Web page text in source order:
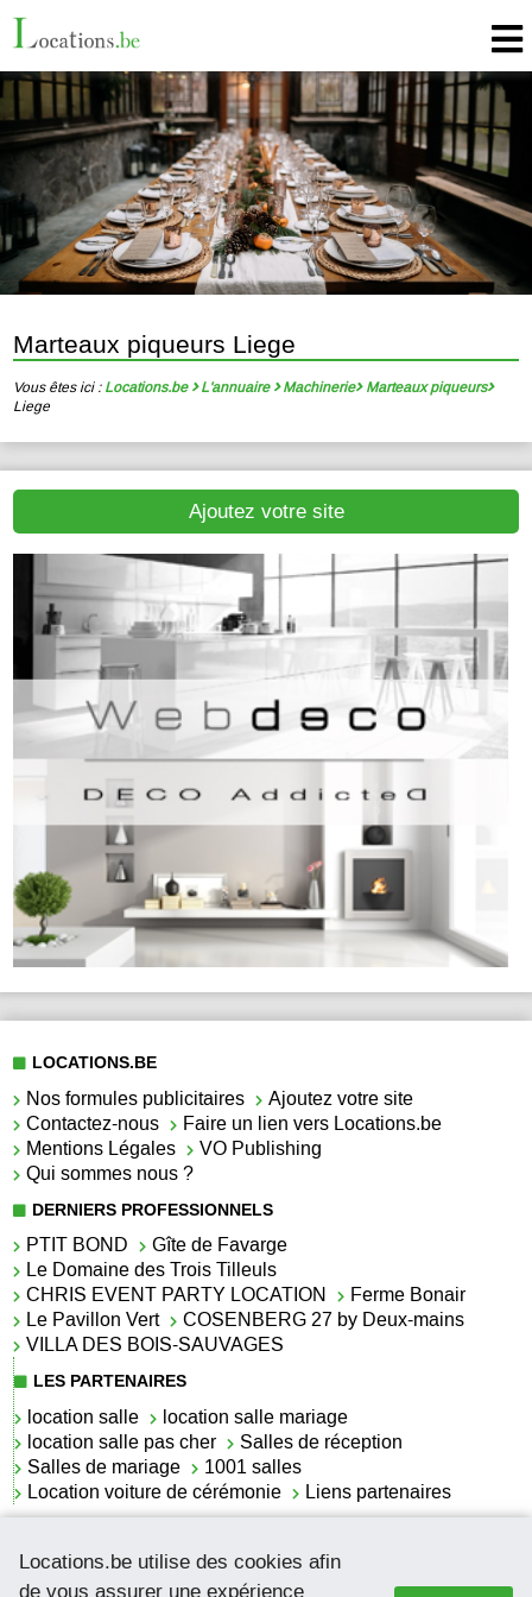
Marteaux piqueurs Liege
Vous êtes ici : Locations.be L'annuaire Machinerie
Marteaux piqueurs
Liege
Ajoutez votre site
Locations.be utilise des cookies afin
de vous assurer une expérience
LOCATIONS.BE
Nos formules publicitaires
Ajoutez votre site
Contactez-nous
Faire un lien vers Locations.be
Mentions Légales
VO Publishing
Qui sommes nous ?
DERNIERS PROFESSIONNELS
PTIT BOND
Gîte de Favarge
Le Domaine des Trois Tilleuls
CHRIS EVENT PARTY LOCATION
Ferme Bonair
Le Pavillon Vert
COSENBERG 27 by Deux-mains
VILLA DES BOIS-SAUVAGES
LES PARTENAIRES
location salle
location salle mariage
location salle pas cher
Salles de réception
Salles de mariage
1001 salles
Location voiture de cérémonie
Liens partenaires
La location de lettrage pour mariage
La salle de réception pour mariage en Belgique